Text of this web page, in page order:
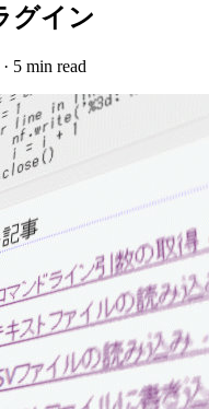
グイン
· 5 min read